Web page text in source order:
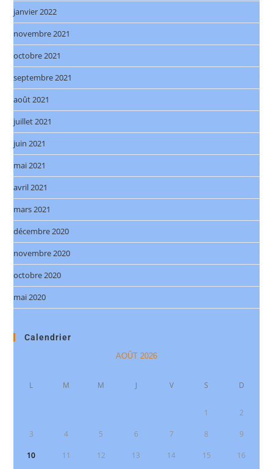
janvier 2022
novembre 2021
octobre 2021
septembre 2021
août 2021
juillet 2021
juin 2021
mai 2021
avril 2021
mars 2021
décembre 2020
novembre 2020
octobre 2020
mai 2020
Calendrier
AOÛT 2026
L M M J V S D
1 2
3 4 5 6 7 8 9
10 11 12 13 14 15 16